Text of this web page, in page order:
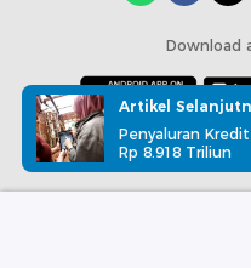
Download
Copyright @ 2026
Artikel
Penyaluran
Rp 8.918 Triliun